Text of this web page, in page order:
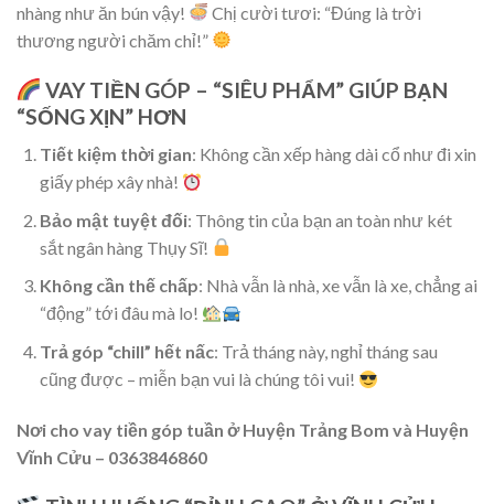
nhàng như ăn bún vậy!
Chị cười tươi: “Đúng là trời
thương người chăm chỉ!”
VAY TIỀN GÓP – “SIÊU PHẨM” GIÚP BẠN
“SỐNG XỊN” HƠN
Tiết kiệm thời gian: Không cần xếp hàng dài cổ như đi xin
giấy phép xây nhà!
Bảo mật tuyệt đối: Thông tin của bạn an toàn như két
sắt ngân hàng Thụy Sĩ!
Không cần thế chấp: Nhà vẫn là nhà, xe vẫn là xe, chẳng ai
“động” tới đâu mà lo!
Trả góp “chill” hết nấc: Trả tháng này, nghỉ tháng sau
cũng được – miễn bạn vui là chúng tôi vui!
Nơi cho vay tiền góp tuần ở Huyện Trảng Bom và Huyện
Vĩnh Cửu – 0363846860